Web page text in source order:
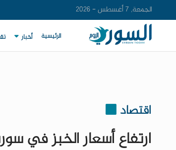
الجمعة, 7 أغسطس - 2026
الرئيسية أخبار
اقتصاد
ارتفاع أسعار الخبز في